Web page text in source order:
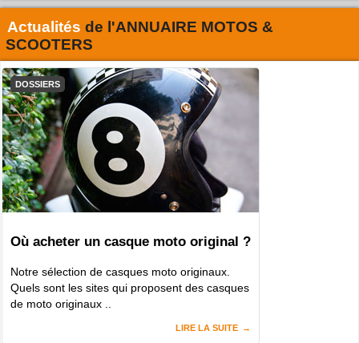
Actualités de l'ANNUAIRE MOTOS &
SCOOTERS
DOSSIERS
Où acheter un casque moto original ?
Notre sélection de casques moto originaux.
Quels sont les sites qui proposent des casques
de moto originaux ..
LIRE LA SUITE